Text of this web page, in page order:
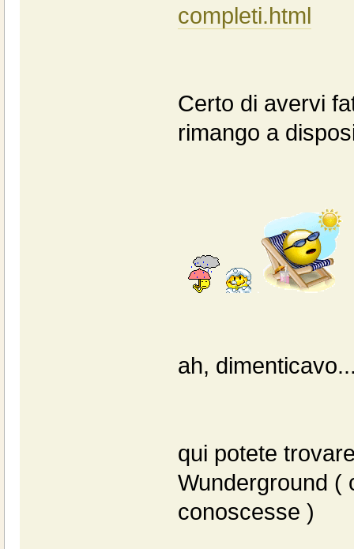
completi.html
Certo di avervi
rimango a
ah,
qui potete
Wunderground (
conoscesse )